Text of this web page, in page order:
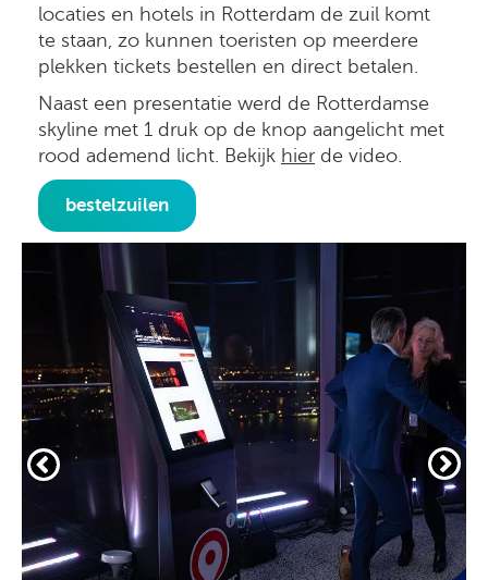
locaties en hotels in Rotterdam de zuil komt
te staan, zo kunnen toeristen op meerdere
plekken tickets bestellen en direct betalen.
Naast een presentatie werd de Rotterdamse
skyline met 1 druk op de knop aangelicht met
rood ademend licht. Bekijk hier de video.
bestelzuilen